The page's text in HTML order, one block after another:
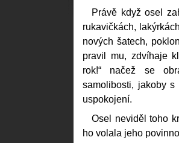
Právě když osel
rukavičkách,
nových šatech,
pravil mu, zdvíhaje
rok!“ načež se
samolibosti, jakoby
uspokojení.
Osel neviděl toho
ho volala jeho